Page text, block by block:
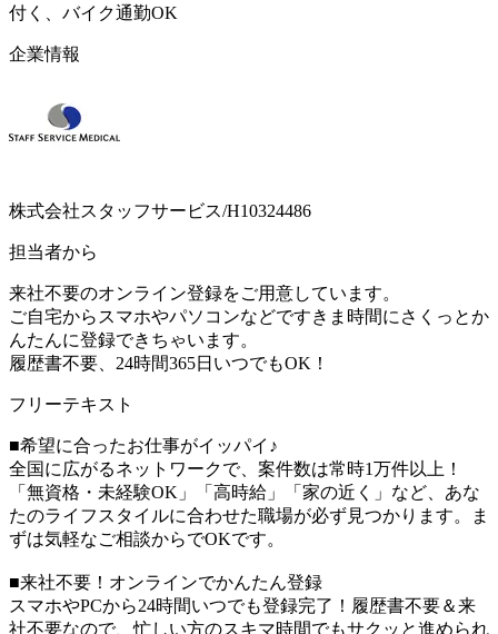
付く、バイク通勤OK
企業情報
株式会社スタッフサービス/H10324486
担当者から
来社不要のオンライン登録をご用意しています。
ご自宅からスマホやパソコンなどですきま時間にさくっとか
んたんに登録できちゃいます。
履歴書不要、24時間365日いつでもOK！
フリーテキスト
■希望に合ったお仕事がイッパイ♪
全国に広がるネットワークで、案件数は常時1万件以上！
「無資格・未経験OK」「高時給」「家の近く」など、あな
たのライフスタイルに合わせた職場が必ず見つかります。ま
ずは気軽なご相談からでOKです。
■来社不要！オンラインでかんたん登録
スマホやPCから24時間いつでも登録完了！履歴書不要＆来
社不要なので、忙しい方のスキマ時間でもサクッと進められ